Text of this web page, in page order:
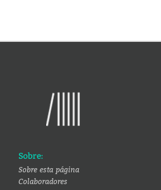
Sobre:
Sobre esta página
Colaboradores